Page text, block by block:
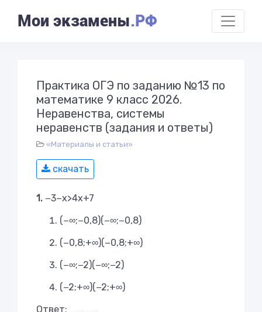
Мои экзамены.РФ
Практика ОГЭ по заданию №13 по
математике 9 класс 2026.
Неравенства, системы
неравенств (задания и ответы)
«Материалы и статьи»
скачать
1. −3−x>4x+7
(−∞;−0,8)(−∞;−0,8)
(−0,8;+∞)(−0,8;+∞)
(−∞;−2)(−∞;−2)
(−2;+∞)(−2;+∞)
Ответ: ____